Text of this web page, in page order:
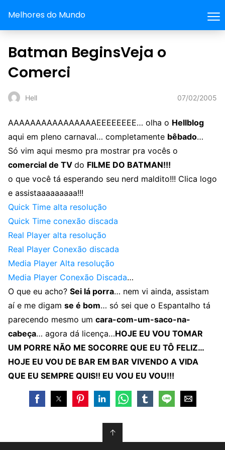
Melhores do Mundo
Batman BeginsVeja o
Comerci
Hell 07/02/2005
AAAAAAAAAAAAAAAAEEEEEEEE… olha o Hellblog
aqui em pleno carnaval… completamente bêbado…
Só vim aqui mesmo pra mostrar pra vocês o
comercial de TV do FILME DO BATMAN!!!
o que você tá esperando seu nerd maldito!!! Clica logo
e assistaaaaaaaaa!!!
Quick Time alta resolução
Quick Time conexão discada
Real Player alta resolução
Real Player Conexão discada
Media Player Alta resolução
Media Player Conexão Discada…
O que eu acho? Sei lá porra… nem vi ainda, assistam
aí e me digam se é bom… só sei que o Espantalho tá
parecendo mesmo um cara-com-um-saco-na-
cabeça… agora dá licença…HOJE EU VOU TOMAR
UM PORRE NÃO ME SOCORRE QUE EU TÔ FELIZ…
HOJE EU VOU DE BAR EM BAR VIVENDO A VIDA
QUE EU SEMPRE QUIS!! EU VOU EU VOU!!!
↑